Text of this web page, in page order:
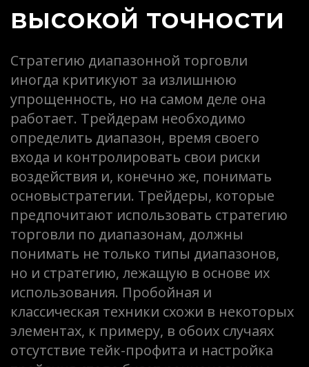
высокой точности
Стратегию диапазонной торговли
иногда критикуют за излишнюю
упрощенность, но на самом деле она
работает. Трейдерам необходимо
определить диапазон, время своего
входа и контролировать свои риски
воздействия и, конечно же, понимать
основыстратегии. Трейдеры, которые
предпочитают использовать стратегию
торговли по диапазонам, должны
понимать не только типы диапазонов,
но и стратегию, лежащую в основе их
использования. Пробойная и
классическая техники схожи в некоторых
элементах, к примеру, в обоих случаях
отсутствие тейк-профита и настройка